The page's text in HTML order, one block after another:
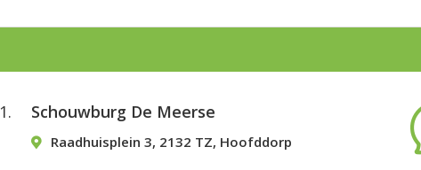
1. Schouwburg De Meerse
Raadhuisplein 3, 2132 TZ, Hoofddorp